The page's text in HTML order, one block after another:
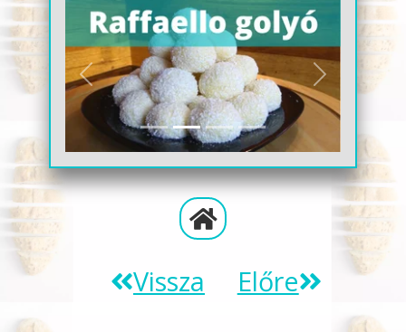
Previous Next
Vissza Előre